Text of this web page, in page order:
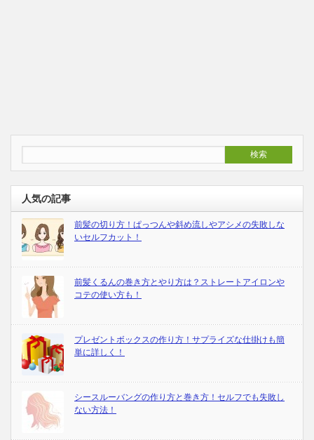
人気の記事
前髪の切り方！ぱっつんや斜め流しやアシメの失敗しな
いセルフカット！
前髪くるんの巻き方とやり方は？ストレートアイロンや
コテの使い方も！
プレゼントボックスの作り方！サプライズな仕掛けも簡
単に詳しく！
シースルーバングの作り方と巻き方！セルフでも失敗し
ない方法！